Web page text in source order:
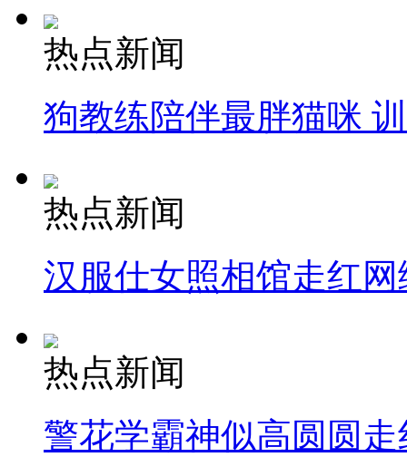
热点新闻
狗教练陪伴最胖猫咪
热点新闻
汉服仕女照相馆走红网
热点新闻
警花学霸神似高圆圆走